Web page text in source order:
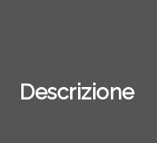
Descrizione